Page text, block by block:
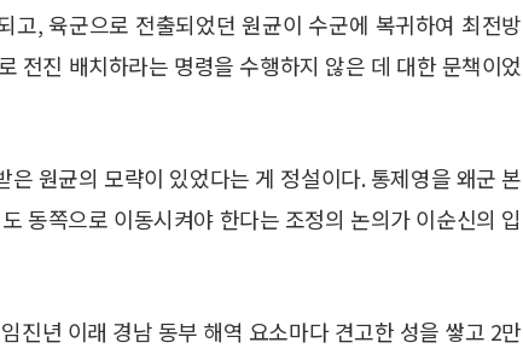
고, 육군으로 전출되었던 원균이 수군에 복귀하여 최전방
전진 배치하라는 명령을 수행하지 않은 데 대한 문책이었
원균의 모략이 있었다는 게 정설이다. 통제영을 왜군 본
동쪽으로 이동시켜야 한다는 조정의 논의가 이순신의 입
진년 이래 경남 동부 해역 요소마다 견고한 성을 쌓고 2만